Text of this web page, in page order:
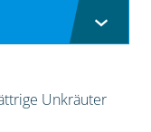
Unkräuter